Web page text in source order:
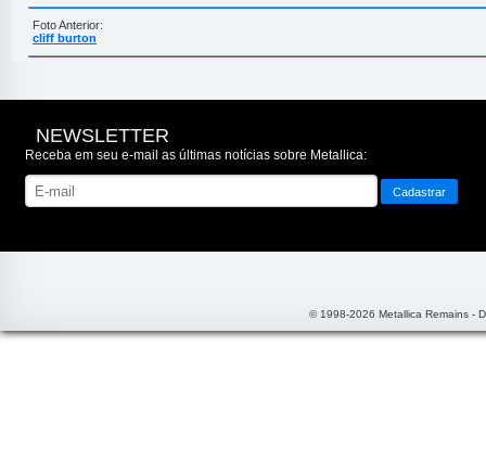
Foto Anterior:
cliff burton
NEWSLETTER
Receba em seu e-mail as últimas notícias sobre Metallica:
© 1998-2026 Metallica Remains -